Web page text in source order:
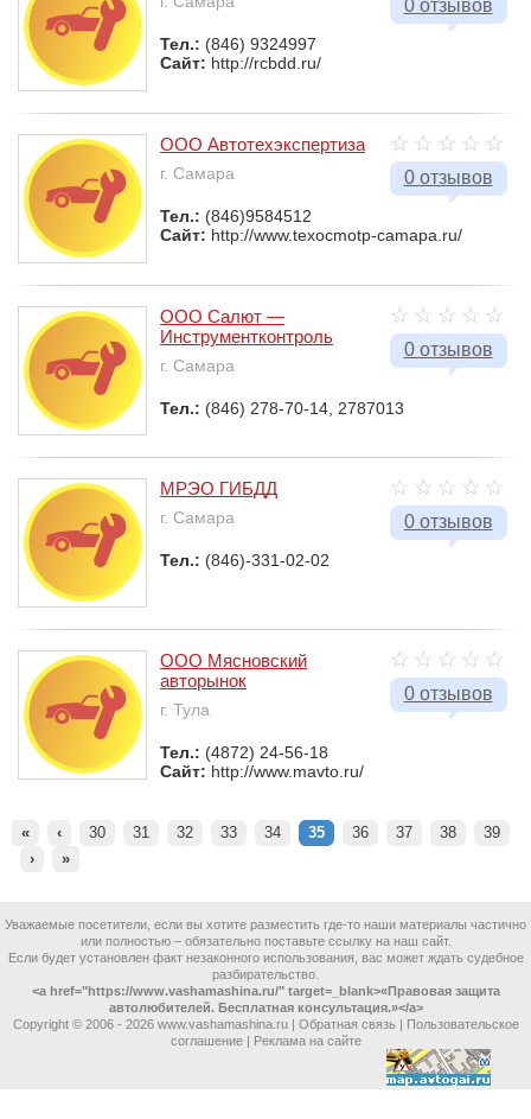
0 отзывов
Тел.: (846) 9324997
Сайт: http://rcbdd.ru/
0 отзывов
ООО Автотехэкспертиза
г. Самара
Тел.: (846)9584512
Сайт: http://www.texocmotp-camapa.ru/
0 отзывов
ООО Салют —
Инструментконтроль
г. Самара
Тел.: (846) 278-70-14, 2787013
0 отзывов
МРЭО ГИБДД
г. Самара
Тел.: (846)-331-02-02
0 отзывов
ООО Мясновский
авторынок
г. Тула
Тел.: (4872) 24-56-18
Сайт: http://www.mavto.ru/
« ‹ 30 31 32 33 34 35 36 37 38
39
›
»
Уважаемые посетители, если вы хотите разместить где-то наши материалы частично
или полностью – обязательно поставьте ссылку на наш сайт.
Если будет установлен факт незаконного использования, вас может ждать судебное
разбирательство.
<a href="https://www.vashamashina.ru/" target=_blank>«Правовая защита
автолюбителей. Бесплатная консультация.»</a>
Copyright © 2006 - 2026 www.vashamashina.ru | Обратная связь | Пользовательское
соглашение| Реклама на сайте